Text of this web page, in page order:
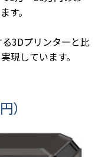
す。
3Dプリンターと比
現しています。
）